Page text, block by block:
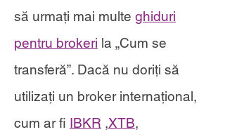
să urmați mai multe ghiduri
pentru brokeri la „Cum se
transferă”. Dacă nu doriți să
utilizați un broker internațional,
cum ar fi IBKR ,XTB,